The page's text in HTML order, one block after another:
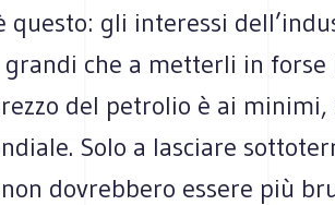
gli interessi
che a metterli in forse
del petrolio è ai minimi,
Solo a lasciare
dovrebbero essere più